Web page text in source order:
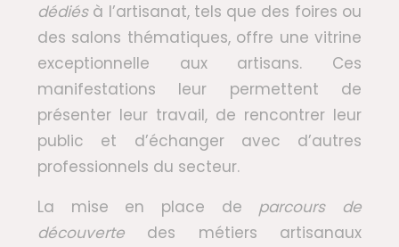
dédiés à l’artisanat, tels que des foires ou
des salons thématiques, offre une vitrine
exceptionnelle aux artisans. Ces
manifestations leur permettent de
présenter leur travail, de rencontrer leur
public et d’échanger avec d’autres
professionnels du secteur.
La mise en place de parcours de
découverte des métiers artisanaux